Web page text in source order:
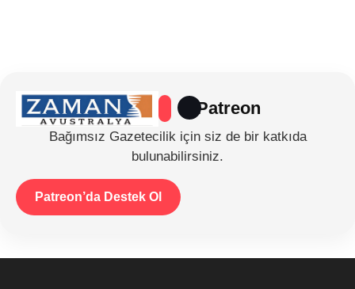
Patreon
Bağımsız Gazetecilik için siz de bir katkıda
bulunabilirsiniz.
Patreon’da Destek Ol